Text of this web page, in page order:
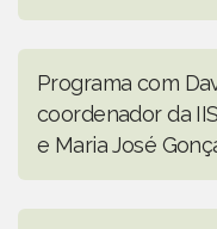
Programa com
coordenador da
e Maria José